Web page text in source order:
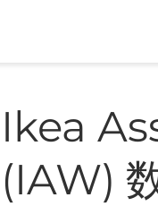
Ikea
(IAW)